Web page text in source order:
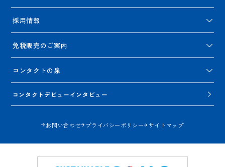
採用情報
免税販売のご案内
コンタクトの泉
コンタクトデビューインタビュー
お問い合わせ プライバシーポリシー サイトマップ